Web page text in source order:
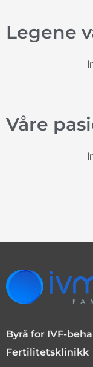
Legene
Våre
Byrå for IVF-
Fertilitetsklinikk